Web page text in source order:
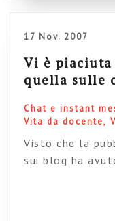
[…]
17 Nov. 2007
Vi è piaciuta
quella sulle
Chat e instant
Vita da docente
Visto che la
sui blog ha